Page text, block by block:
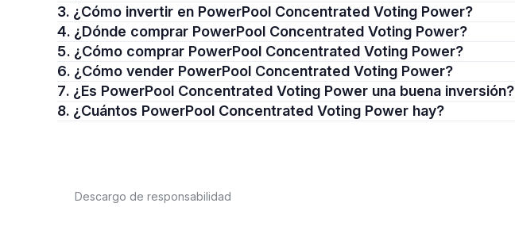
3. ¿Cómo invertir en PowerPool Concentrated Voting Power?
4. ¿Dónde comprar PowerPool Concentrated Voting Power?
5. ¿Cómo comprar PowerPool Concentrated Voting Power?
6. ¿Cómo vender PowerPool Concentrated Voting Power?
7. ¿Es PowerPool Concentrated Voting Power una buena inversión?
8. ¿Cuántos PowerPool Concentrated Voting Power hay?
Descargo de responsabilidad